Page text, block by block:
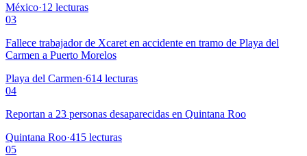
México·12 lecturas
03
Fallece trabajador de Xcaret en accidente en tramo de Playa del
Carmen a Puerto Morelos
Playa del Carmen·614 lecturas
04
Reportan a 23 personas desaparecidas en Quintana Roo
Quintana Roo·415 lecturas
05